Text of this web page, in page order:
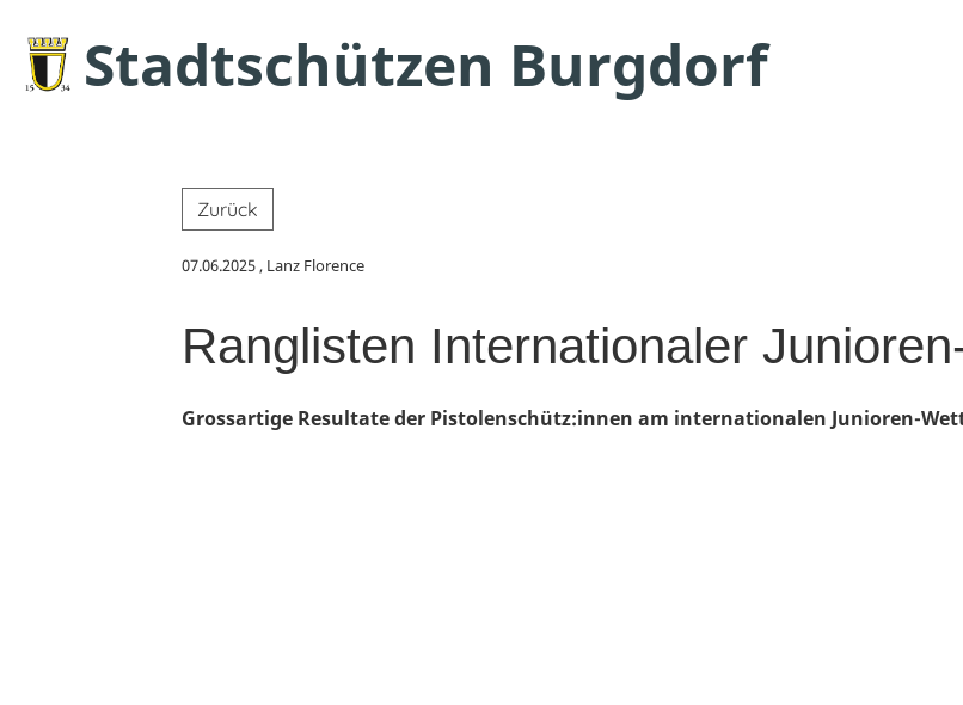
Stadtschützen Burgdorf
Zurück
07.06.2025, Lanz Florence
Ranglisten Internationaler
Grossartige Resultate der Pistolenschütz:innen am internationalen Junioren-